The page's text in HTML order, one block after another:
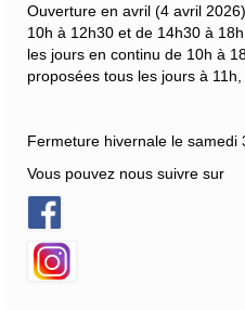
Ouverture en avril (4 avril
10h à 12h30 et de 14h30 à
les jours en continu de 10h à
proposées tous les jours à 11h,
Fermeture hivernale le samedi
Vous pouvez nous suivre sur